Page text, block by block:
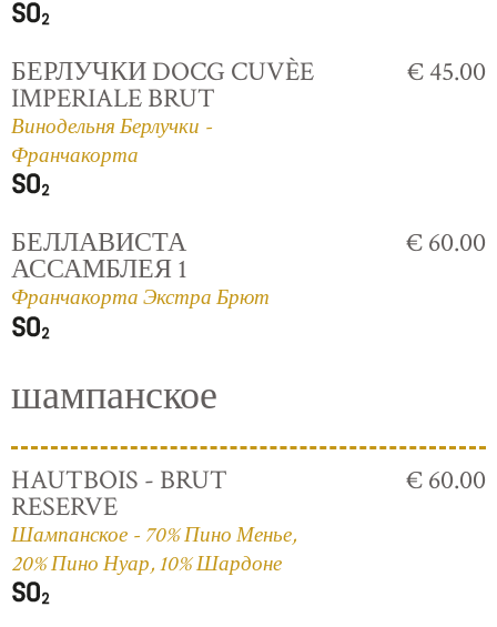
БЕРЛУЧКИ DOCG CUVÈE
IMPERIALE BRUT
Винодельня Берлучки -
Франчакорта
€ 45.00
БЕЛЛАВИСТА
АССАМБЛЕЯ 1
Франчакорта Экстра Брют
€ 60.00
шампанское
HAUTBOIS - BRUT
RESERVE
Шампанское - 70% Пино Менье,
20% Пино Нуар, 10% Шардоне
€ 60.00